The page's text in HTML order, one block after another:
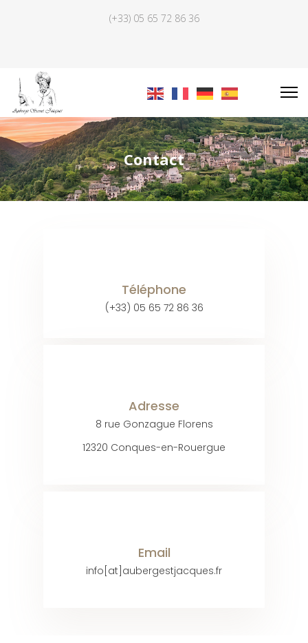
(+33) 05 65 72 86 36
Contact
Téléphone
(+33) 05 65 72 86 36
Adresse
8 rue Gonzague Florens
12320 Conques-en-Rouergue
Email
info[at]aubergestjacques.fr